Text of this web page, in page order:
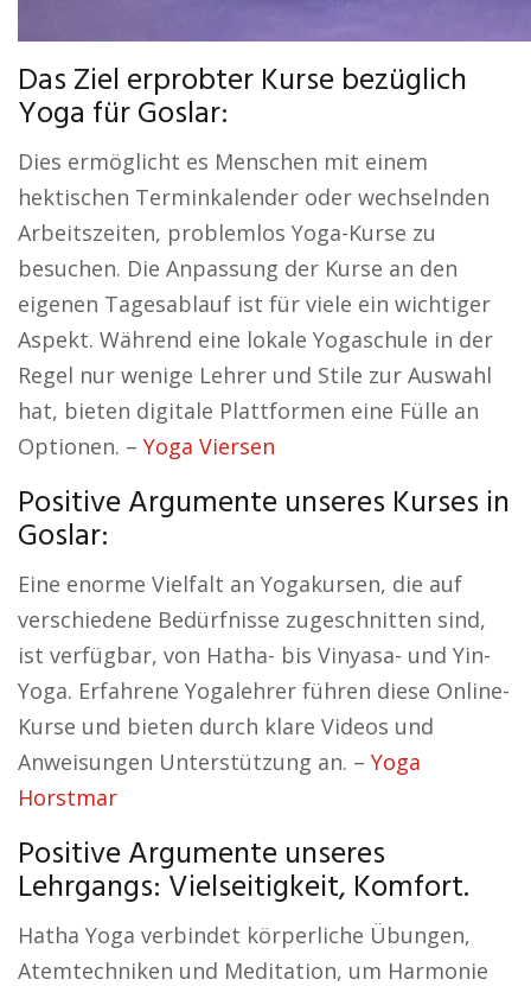
Das Ziel erprobter Kurse bezüglich
Yoga für Goslar:
Dies ermöglicht es Menschen mit einem
hektischen Terminkalender oder wechselnden
Arbeitszeiten, problemlos Yoga-Kurse zu
besuchen. Die Anpassung der Kurse an den
eigenen Tagesablauf ist für viele ein wichtiger
Aspekt. Während eine lokale Yogaschule in der
Regel nur wenige Lehrer und Stile zur Auswahl
hat, bieten digitale Plattformen eine Fülle an
Optionen. – Yoga Viersen
Positive Argumente unseres Kurses in
Goslar:
Eine enorme Vielfalt an Yogakursen, die auf
verschiedene Bedürfnisse zugeschnitten sind,
ist verfügbar, von Hatha- bis Vinyasa- und Yin-
Yoga. Erfahrene Yogalehrer führen diese Online-
Kurse und bieten durch klare Videos und
Anweisungen Unterstützung an. – Yoga
Horstmar
Positive Argumente unseres
Lehrgangs: Vielseitigkeit, Komfort.
Hatha Yoga verbindet körperliche Übungen,
Atemtechniken und Meditation, um Harmonie